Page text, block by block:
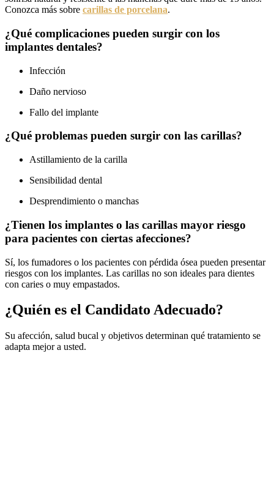
Conozca más sobre carillas de porcelana.
¿Qué complicaciones pueden surgir con los
implantes dentales?
Infección
Daño nervioso
Fallo del implante
¿Qué problemas pueden surgir con las carillas?
Astillamiento de la carilla
Sensibilidad dental
Desprendimiento o manchas
¿Tienen los implantes o las carillas mayor riesgo
para pacientes con ciertas afecciones?
Sí, los fumadores o los pacientes con pérdida ósea pueden presentar
riesgos con los implantes. Las carillas no son ideales para dientes
con caries o muy empastados.
¿Quién es el Candidato Adecuado?
Su afección, salud bucal y objetivos determinan qué tratamiento se
adapta mejor a usted.